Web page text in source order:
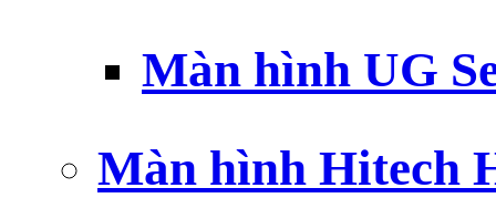
Màn hình UG
Màn hình Hitech